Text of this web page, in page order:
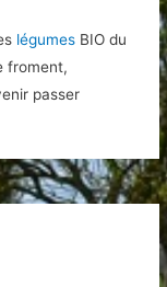
légumes BIO du
froment,
passer